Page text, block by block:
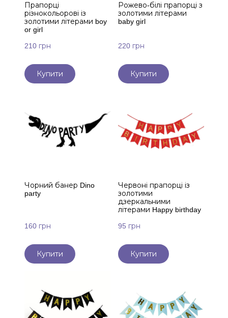
Прапорці
різнокольорові із
золотими літерами boy
or girl
210 грн
Купити
Рожево-білі прапорці з
золотими літерами
baby girl
220 грн
Купити
Чорний банер Dino
party
160 грн
Купити
Червоні прапорці із
золотими
дзеркальними
літерами Happy birthday
95 грн
Купити